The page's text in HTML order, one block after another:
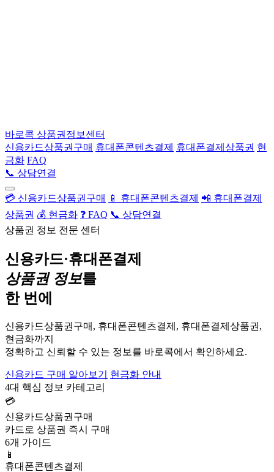
바로콕 상품권정보센터
신용카드상품권구매 휴대폰콘텐츠결제 휴대폰결제상품권 현
금화 FAQ
📞 상담연결
💳 신용카드상품권구매 📱 휴대폰콘텐츠결제 📲 휴대폰결제
상품권 💰 현금화 ❓ FAQ 📞 상담연결
상품권 정보 전문 센터
신용카드·휴대폰결제
상품권 정보를
한 번에
신용카드상품권구매, 휴대폰콘텐츠결제, 휴대폰결제상품권,
현금화까지
정확하고 신뢰할 수 있는 정보를 바로콕에서 확인하세요.
신용카드 구매 알아보기
현금화 안내
4대 핵심 정보 카테고리
💳
신용카드상품권구매
카드로 상품권 즉시 구매
6개 가이드
📱
휴대폰콘텐츠결제